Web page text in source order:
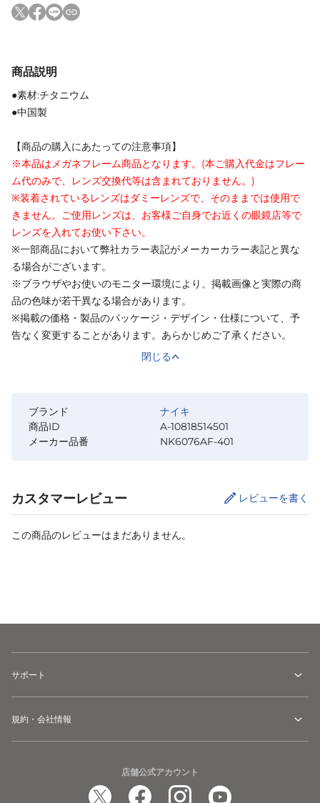
商品説明
●素材:チタニウム
●中国製
【商品の購入にあたっての注意事項】
※本品はメガネフレーム商品となります。(本ご購入代金はフレー
ム代のみで、レンズ交換代等は含まれておりません。)
※装着されているレンズはダミーレンズで、そのままでは使用で
きません。ご使用レンズは、お客様ご自身でお近くの眼鏡店等で
レンズを入れてお使い下さい。
※一部商品において弊社カラー表記がメーカーカラー表記と異な
る場合がございます。
※ブラウザやお使いのモニター環境により、掲載画像と実際の商
品の色味が若干異なる場合があります。
※掲載の価格・製品のパッケージ・デザイン・仕様について、予
告なく変更することがあります。あらかじめご了承ください。
閉じる
ブランド
ナイキ
商品ID
A-10818514501
メーカー品番
NK6076AF-401
カスタマーレビュー レビューを書く
この商品のレビューはまだありません。
サポート
規約・会社情報
店舗公式アカウント